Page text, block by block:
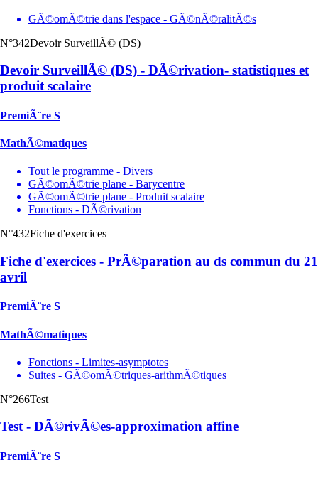
GÃ©omÃ©trie dans l'espace - GÃ©nÃ©ralitÃ©s
N°342Devoir SurveillÃ© (DS)
Devoir SurveillÃ© (DS) - DÃ©rivation- statistiques et
produit scalaire
PremiÃ¨re S
MathÃ©matiques
Tout le programme - Divers
GÃ©omÃ©trie plane - Barycentre
GÃ©omÃ©trie plane - Produit scalaire
Fonctions - DÃ©rivation
N°432Fiche d'exercices
Fiche d'exercices - PrÃ©paration au ds commun du 21
avril
PremiÃ¨re S
MathÃ©matiques
Fonctions - Limites-asymptotes
Suites - GÃ©omÃ©triques-arithmÃ©tiques
N°266Test
Test - DÃ©rivÃ©es-approximation affine
PremiÃ¨re S